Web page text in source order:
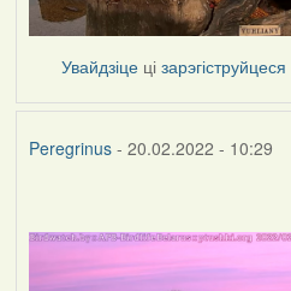
Увайдзіце цізарэгіструйцеся
Peregrinus- 20.02.2022 - 10:29